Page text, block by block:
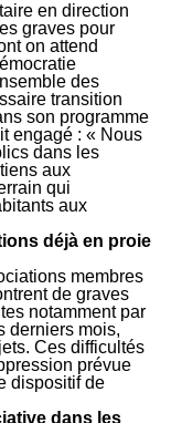
en direction
graves pour
on attend
des
transition
son programme
engagé : « Nous
dans les
aux
qui
aux
déjà en proie
membres
de graves
notamment par
derniers mois,
Ces difficultés
prévue
dispositif de
dans les